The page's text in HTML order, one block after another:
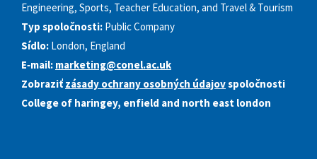
Engineering, Sports, Teacher Education, and Travel & Tourism
Typ spoločnosti: Public Company
Sídlo: London, England
E‑mail: marketing@conel.ac.uk
Zobraziť zásady ochrany osobných údajovspoločnosti
College of haringey, enfield and north east london